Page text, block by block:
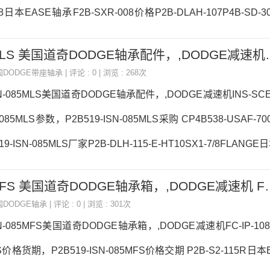
日本EASE轴承F2B-SXR-008价格P2B-DLAH-107P4B-SD-
7308B，696ZZ热销品牌推荐：LFT-SXV-100-NLP4B-
P2B519-ISN-
DODGE带座轴承 | 评论 : 0 | 浏览 : 268次
085MLS美国道奇DODGE轴承配件，,DODGE减速机INS-
参数，P2B519-ISN-085MLS采购 CP4B538-USAF-
ISN-085MLS厂家P2B-DLH-115-E-HT10SX1-7/8FLANGE
ISN-085MLS价格,P2B519-ISN-085MLS采购 热销型号推
P2B519-ISN-
DODGE轴承 | 评论 : 0 | 浏览 : 301次
085MFS美国道奇DODGE轴承箱，,DODGE减速机FC-IP-
格货期，P2B519-ISN-085MFS价格交期 P2B-S2-115R日